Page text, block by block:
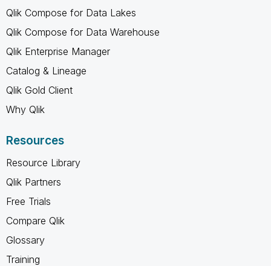
Qlik Compose for Data Lakes
Qlik Compose for Data Warehouse
Qlik Enterprise Manager
Catalog & Lineage
Qlik Gold Client
Why Qlik
Resources
Resource Library
Qlik Partners
Free Trials
Compare Qlik
Glossary
Training